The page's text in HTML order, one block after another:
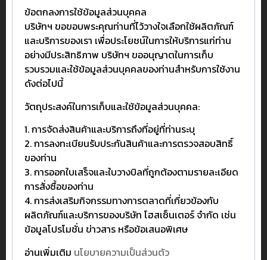
ข้อตกลงการใช้ข้อมูลส่วนบุคคล
บริษัทฯ ขอขอบพระคุณท่านที่ไว้วางใจเลือกใช้ผลิตภัณฑ์
และบริการของเรา เพื่อประโยชน์ในการให้บริการแก่ท่าน
อย่างมีประสิทธิภาพ บริษัทฯ ขออนุญาตในการเก็บ
รวบรวมและใช้ข้อมูลส่วนบุคคลของท่านสำหรับการใช้งาน
ดังต่อไปนี้
วัตถุประสงค์ในการเก็บและใช้ข้อมูลส่วนบุคคล:
1. การจัดส่งสินค้าและบริการถึงที่อยู่ที่ท่านระบุ
2. การลงทะเบียนรับประกันสินค้าและการตรวจสอบสิทธิ์
ของท่าน
3. การออกใบเสร็จและใบวางบิลที่ถูกต้องตามรายละเอียด
การสั่งซื้อของท่าน
4. การส่งเสริมกิจกรรมทางการตลาดที่เกี่ยวข้องกับ
ผลิตภัณฑ์และบริการของบริษัท โฮสเซ็นเตอร์ จำกัด เช่น
ข้อมูลโปรโมชั่น ข่าวสาร หรือข้อเสนอพิเศษ
อ่านเพิ่มเติม นโยบายความเป็นส่วนตัว